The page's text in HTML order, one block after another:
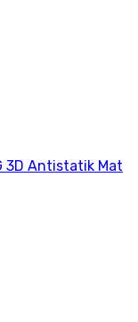
3D Antistatik Mat